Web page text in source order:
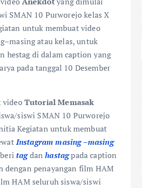
SMAN 10 Purworejo kelas X
untuk membuat video
atau kelas, untuk
hestag di dalam caption yang
pada tanggal 10 Desember
videoTutorial Memasak
siswi SMAN 10 Purworejo
Kegiatan untuk membuat
Instagram masing –masing
tagdanhastagpada caption
dengan penayangan film HAM
HAM seluruh siswa/siswi